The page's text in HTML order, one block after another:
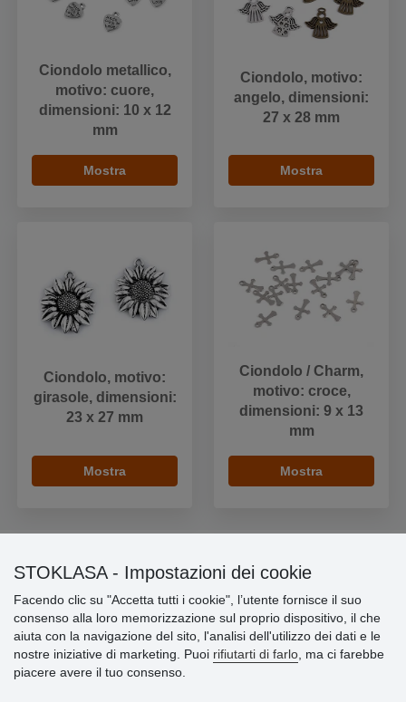
Ciondolo metallico,
motivo: cuore,
dimensioni: 10 x 12
mm
Mostra
Ciondolo, motivo:
angelo, dimensioni:
27 x 28 mm
Mostra
Ciondolo, motivo:
girasole, dimensioni:
23 x 27 mm
Mostra
Ciondolo / Charm,
motivo: croce,
dimensioni: 9 x 13
mm
Mostra
» Impostazioni dei cookie
» Termini & Condizioni
» Informativa sulla Privacy
» Consegna e pagamento
STOKLASA - Impostazioni dei cookie
Facendo clic su "Accetta tutti i cookie", l’utente fornisce il suo
consenso alla loro memorizzazione sul proprio dispositivo, il che
aiuta con la navigazione del sito, l'analisi dell'utilizzo dei dati e le
nostre iniziative di marketing. Puoi rifiutarti di farlo , ma ci farebbe
piacere avere il tuo consenso.